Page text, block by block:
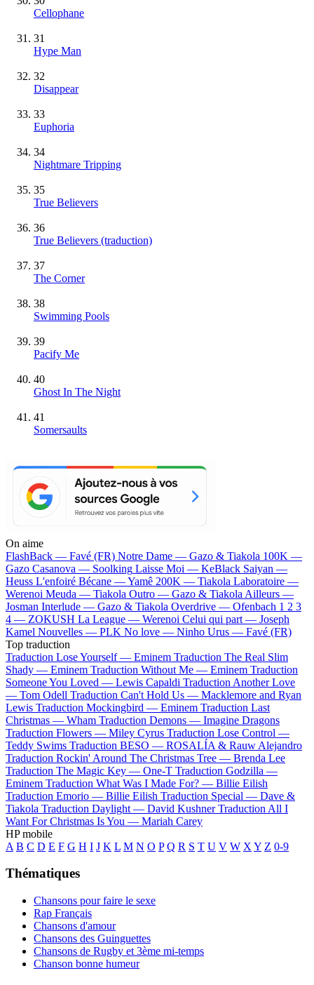
Cellophane
31
Hype Man
32
Disappear
33
Euphoria
34
Nightmare Tripping
35
True Believers
36
True Believers (traduction)
37
The Corner
38
Swimming Pools
39
Pacify Me
40
Ghost In The Night
41
Somersaults
On aime
FlashBack — Favé (FR) Notre Dame — Gazo & Tiakola 100K —
Gazo Casanova — Soolking Laisse Moi — KeBlack Saiyan —
Heuss L'enfoiré Bécane —Yamê 200K — Tiakola Laboratoire —
Werenoi Meuda — Tiakola Outro — Gazo & Tiakola Ailleurs —
Josman Interlude — Gazo & Tiakola Overdrive — Ofenbach 1 2 3
4 — ZOKUSH La League — Werenoi Celui qui part — Joseph
Kamel Nouvelles — PLK No love — Ninho Urus — Favé (FR)
Top traduction
Traduction Lose Yourself — Eminem Traduction The Real Slim
Shady — Eminem Traduction Without Me — Eminem Traduction
Someone You Loved — Lewis Capaldi Traduction Another Love
— Tom Odell Traduction Can't Hold Us — Macklemore and Ryan
Lewis Traduction Mockingbird — Eminem Traduction Last
Christmas — Wham Traduction Demons — Imagine Dragons
Traduction Flowers — Miley Cyrus Traduction Lose Control —
Teddy Swims Traduction BESO — ROSALÍA & Rauw Alejandro
Traduction Rockin' Around The Christmas Tree — Brenda Lee
Traduction The Magic Key — One-T Traduction Godzilla —
Eminem Traduction What Was I Made For? — Billie Eilish
Traduction Emorio — Billie Eilish Traduction Special — Dave &
Tiakola Traduction Daylight — David Kushner Traduction All I
Want For Christmas Is You — Mariah Carey
HP mobile
A B C D E F G H I J K L M N O P Q R S T U V W X Y Z 0-9
Thématiques
Chansons pour faire le sexe
Rap Français
Chansons d'amour
Chansons des Guinguettes
Chansons de Rugby et 3ème mi-temps
Chanson bonne humeur